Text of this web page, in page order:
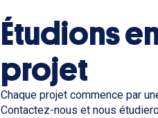
Étudions
projet
Chaque projet commence par
Contactez-nous et nous